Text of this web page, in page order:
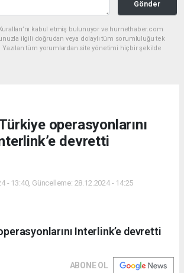
Gönder
kabul etmiş bulunuyor ve hurnethaber.com
ilgili doğrudan veya dolaylı tüm sorumluluğu tek
Yazılan tüm yorumlardan site yönetimi hiçbir şekilde
operasyonlarını
devretti
- 13:40, Güncelleme: 28.12.2024 - 14:25
Interlink’e devretti
ABONE OL